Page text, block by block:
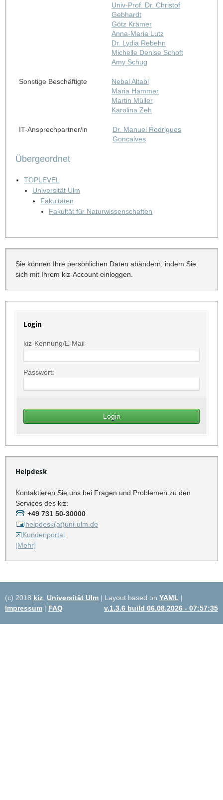
Univ-Prof. Dr. Christof
Gebhardt
Götz Krämer
Anna-Maria Lutz
Dr. Lydia Rebehn
Michelle Denise Schoft
Amy Schug
Sonstige Beschäftigte
Nebal Altabl
Maria Hammer
Martin Müller
Karolina Zeh
IT-Ansprechpartner/in
Dr. Manuel Rodrigues
Goncalves
Übergeordnet
TOPLEVEL
Universität Ulm
Fakultäten
Fakultät für Naturwissenschaften
Sie können Ihre persönlichen Daten abändern, indem Sie
sich mit Ihrem kiz-Account einloggen.
Login
kiz-Kennung/E-Mail
Passwort:
Helpdesk
Kontaktieren Sie uns bei Fragen und Problemen zu den
Services des kiz:
+49 731 50-30000
helpdesk(at)uni-ulm.de
Kundenportal
[Mehr]
(c) 2018 kiz Universität Ulm | Layout based on YAML |
Impressum | FAQ v.1.3.6 build 06.08.2026 - 07:57:35